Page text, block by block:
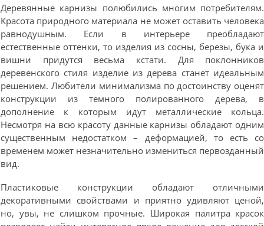
Деревянные карнизы полюбились многим потребителям.
Красота природного материала не может оставить человека
равнодушным. Если в интерьере преобладают
естественные оттенки, то изделия из сосны, березы, бука и
вишни придутся весьма кстати. Для поклонников
деревенского стиля изделие из дерева станет идеальным
решением. Любители минимализма по достоинству оценят
конструкции из темного полированного дерева, в
дополнение к которым идут металлические кольца.
Несмотря на всю красоту данные карнизы обладают одним
существенным недостатком – деформацией, то есть со
временем может незначительно измениться первозданный
вид.
Пластиковые конструкции обладают отличными
декоративными свойствами и приятно удивляют ценой,
но, увы, не слишком прочные. Широкая палитра красок